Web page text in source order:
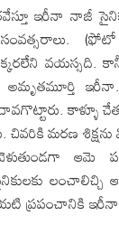
ఇరీనా నాజీ
వయస్సది.
అమృతమూర్తి
కాళ్ళూ
చివరికి మరణ
లంచాలిచ్చి
ప్రపంచానికి